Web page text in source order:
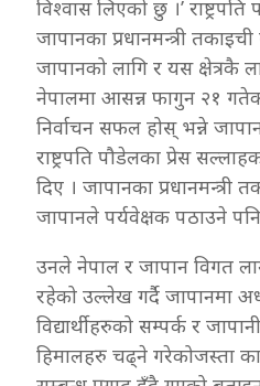
विश्वास लिएको छु ।’
जापानका प्रधानमन्त्री
जापानको लागि र यस क्षेत्रकै
नेपालमा आसन्न फागुन २१
निर्वाचन सफल होस् भन्ने
राष्ट्रपति पौडेलका प्रेस
दिए । जापानका प्रधानमन्त्री
जापानले पर्यवेक्षक पठाउने
उनले नेपाल र जापान विगत
रहेको उल्लेख गर्दै जापानमा
विद्यार्थीहरुको सम्पर्क र
हिमालहरु चढ्ने गरेकोजस्ता